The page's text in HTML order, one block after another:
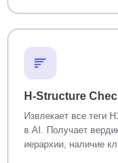
H-Structure
Извлекает все теги
в AI. Получает
иерархии, наличие